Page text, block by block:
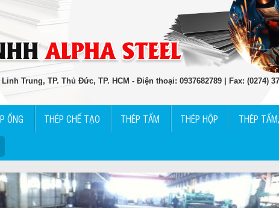
Trung, TP. Thủ Đức, TP. HCM - Điện thoại: 0937682789 | Fax: (0274)
ỐNG THÉP CHẾ TẠO THÉP TẤM THÉP HỘP THÉP